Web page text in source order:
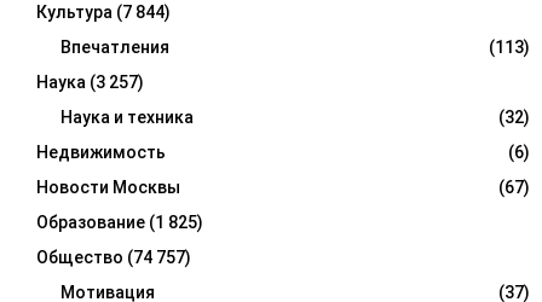
Культура (7 844)
Впечатления
(113)
Наука (3 257)
Наука и техника
(32)
Недвижимость
(6)
Новости Москвы
(67)
Образование (1 825)
Общество (74 757)
Мотивация
(37)